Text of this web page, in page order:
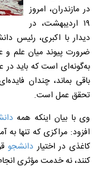
در مازندران، امروز
۱۹ اردیبهشت، در
دیدار با اکبری، رئیس
ضرورت پیوند میان علم و
به‌گونه‌ای است که باید در
باقی بماند، چندان
تحقق عمل است.
وی با بیان اینکه همه
افزود: مراکزی که تنها
کاغذی در اختیار دانشجو
کنند، نه خدمت مؤثری